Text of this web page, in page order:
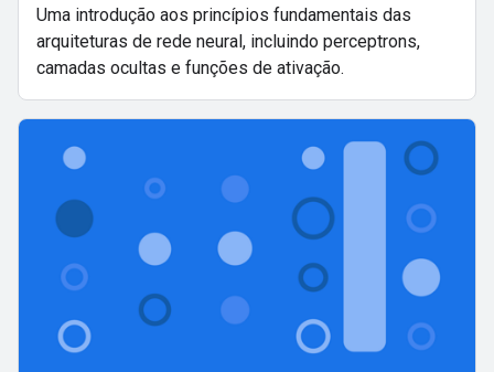
Uma introdução aos princípios fundamentais das
arquiteturas de rede neural, incluindo perceptrons,
camadas ocultas e funções de ativação.